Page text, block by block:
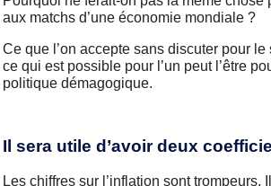
aux matchs d’une économie mondiale ?
Ce que l’on accepte sans discuter pour
ce qui est possible pour l’un peut l’être
politique démagogique.
Il sera utile d’avoir deux
Les chiffres sur l’inflation sont trompeurs.